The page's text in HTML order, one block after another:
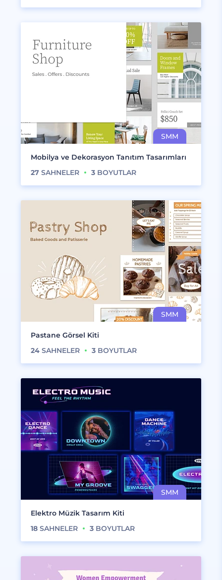
Mobilya ve Dekorasyon Tanıtım Tasarımları
27 SAHNELER 3 BOYUTLAR
Pastane Görsel Kiti
24 SAHNELER 3 BOYUTLAR
Elektro Müzik Tasarım Kiti
18 SAHNELER 3 BOYUTLAR